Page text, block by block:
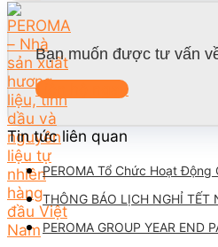
Bạn muốn được tư vấn
Liên hệ ngay
Tin tức liên quan
PEROMA Tổ Chức Hoạt
THÔNG BÁO LỊCH NGHỈ TẾT
PEROMA GROUP YEAR END